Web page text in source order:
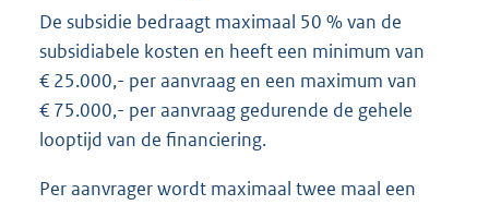
De subsidie bedraagt maximaal 50 % van de
subsidiabele kosten en heeft een minimum van
€ 25.000,- per aanvraag en een maximum van
€ 75.000,- per aanvraag gedurende de gehele
looptijd van de financiering.
Per aanvrager wordt maximaal twee maal een